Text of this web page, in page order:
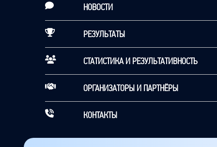
НОВОСТИ
РЕЗУЛЬТАТЫ
СТАТИСТИКА И РЕЗУЛЬТАТИВНОСТЬ
ОРГАНИЗАТОРЫ И ПАРТНЁРЫ
КОНТАКТЫ